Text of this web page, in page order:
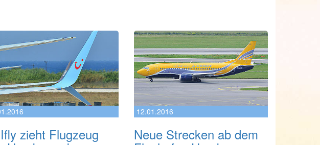
zieht Flugzeug
12.01.2016
Neue Strecken ab dem